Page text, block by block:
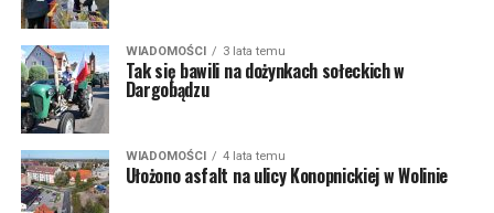
WIADOMOŚCI 3 lata temu
Tak się bawili na dożynkach sołeckich w
Dargobądzu
WIADOMOŚCI 4 lata temu
Ułożono asfalt na ulicy Konopnickiej w Wolinie